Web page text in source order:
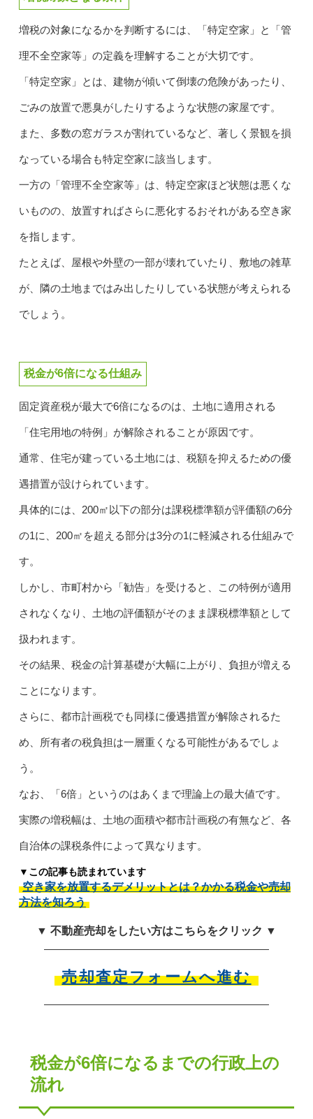
増税の対象になるかを判断するには、「特定空家」と「管
理不全空家等」の定義を理解することが大切です。
「特定空家」とは、建物が傾いて倒壊の危険があったり、
ごみの放置で悪臭がしたりするような状態の家屋です。
また、多数の窓ガラスが割れているなど、著しく景観を損
なっている場合も特定空家に該当します。
一方の「管理不全空家等」は、特定空家ほど状態は悪くな
いものの、放置すればさらに悪化するおそれがある空き家
を指します。
たとえば、屋根や外壁の一部が壊れていたり、敷地の雑草
が、隣の土地まではみ出したりしている状態が考えられる
でしょう。
税金が6倍になる仕組み
固定資産税が最大で6倍になるのは、土地に適用される
「住宅用地の特例」が解除されることが原因です。
通常、住宅が建っている土地には、税額を抑えるための優
遇措置が設けられています。
具体的には、200㎡以下の部分は課税標準額が評価額の6分
の1に、200㎡を超える部分は3分の1に軽減される仕組みで
す。
しかし、市町村から「勧告」を受けると、この特例が適用
されなくなり、土地の評価額がそのまま課税標準額として
扱われます。
その結果、税金の計算基礎が大幅に上がり、負担が増える
ことになります。
さらに、都市計画税でも同様に優遇措置が解除されるた
め、所有者の税負担は一層重くなる可能性があるでしょ
う。
なお、「6倍」というのはあくまで理論上の最大値です。
実際の増税幅は、土地の面積や都市計画税の有無など、各
自治体の課税条件によって異なります。
▼この記事も読まれています
空き家を放置するデメリットとは？かかる税金や売却
方法を知ろう
▼ 不動産売却をしたい方はこちらをクリック ▼
売却査定フォームへ進む
税金が6倍になるまでの行政上の
流れ